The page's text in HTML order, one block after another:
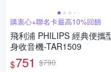
購衷心+聯名卡最高10%回饋
飛利浦 PHILIPS 經典便攜
身收音機-TAR1509
$751 $790